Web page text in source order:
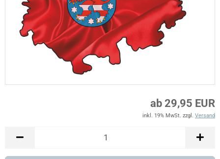
ab 29,95 EUR
inkl. 19% MwSt. zzgl. Versand